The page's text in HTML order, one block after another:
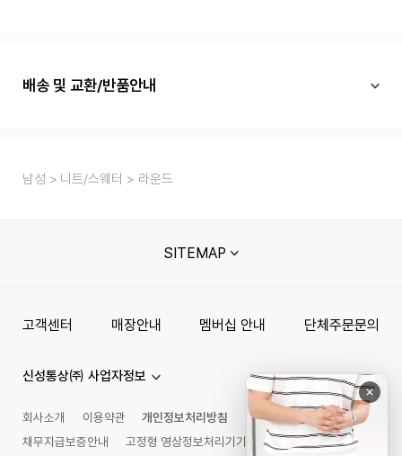
배송 및 교환/반품안내
남성 니트/스웨터 라운드
SITEMAP
고객센터 매장안내 멤버십 안내 단체주문문의
신성통상㈜ 사업자정보
회사소개 이용약관
개인정보처리방침
채무지급보증안내
고정형 영상정보처리기기 운영관리 방침